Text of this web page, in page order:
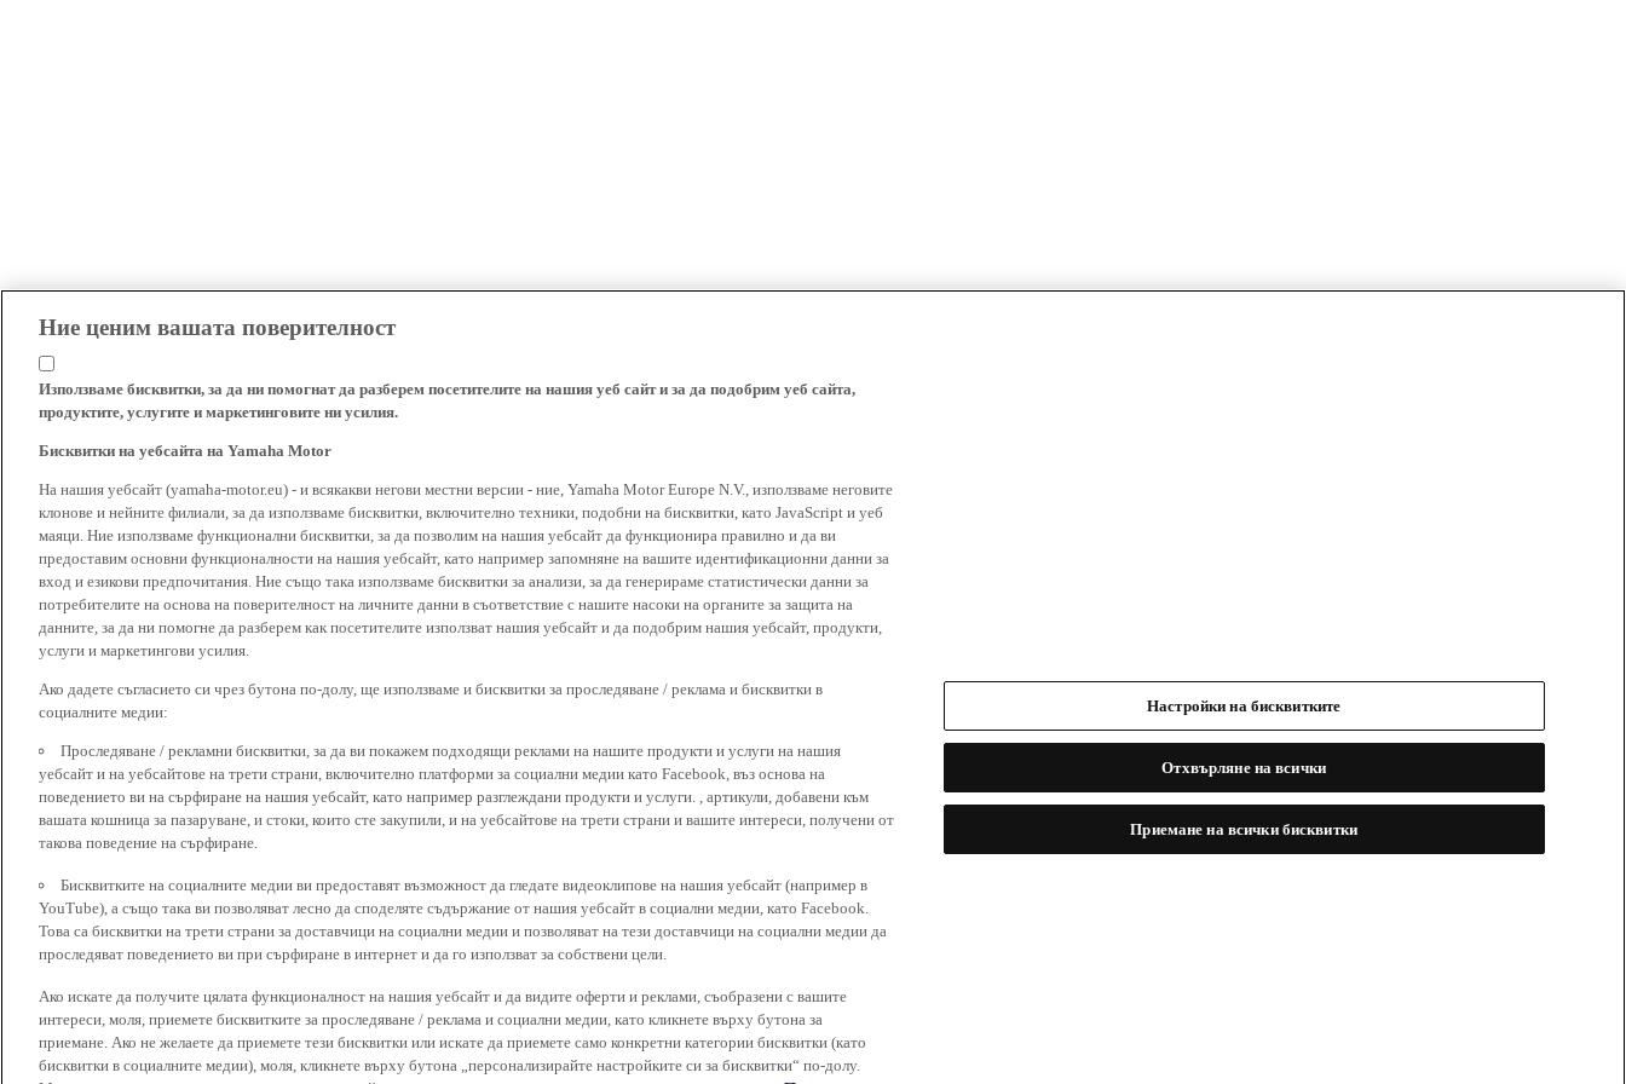
Ние ценим вашата поверителност
Използваме бисквитки, за да ни помогнат да разберем посетителите на нашия уеб сайт и за да подобрим уеб сайта,
продуктите, услугите и маркетинговите ни усилия.
Бисквитки на уебсайта на Yamaha Motor
На нашия уебсайт (yamaha-motor.eu) - и всякакви негови местни версии - ние, Yamaha Motor Europe N.V., използваме неговите
клонове и нейните филиали, за да използваме бисквитки, включително техники, подобни на бисквитки, като JavaScript и уеб
маяци. Ние използваме функционални бисквитки, за да позволим на нашия уебсайт да функционира правилно и да ви
предоставим основни функционалности на нашия уебсайт, като например запомняне на вашите идентификационни данни за
вход и езикови предпочитания. Ние също така използваме бисквитки за анализи, за да генерираме статистически данни за
потребителите на основа на поверителност на личните данни в съответствие с нашите насоки на органите за защита на
данните, за да ни помогне да разберем как посетителите използват нашия уебсайт и да подобрим нашия уебсайт, продукти,
услуги и маркетингови усилия.
Ако дадете съгласието си чрез бутона по-долу, ще използваме и бисквитки за проследяване / реклама и бисквитки в
социалните медии:
Проследяване / рекламни бисквитки, за да ви покажем подходящи реклами на нашите продукти и услуги на нашия
уебсайт и на уебсайтове на трети страни, включително платформи за социални медии като Facebook, въз основа на
поведението ви на сърфиране на нашия уебсайт, като например разглеждани продукти и услуги. , артикули, добавени към
вашата кошница за пазаруване, и стоки, които сте закупили, и на уебсайтове на трети страни и вашите интереси, получени от
такова поведение на сърфиране.
Бисквитките на социалните медии ви предоставят възможност да гледате видеоклипове на нашия уебсайт (например в
YouTube), а също така ви позволяват лесно да споделяте съдържание от нашия уебсайт в социални медии, като Facebook.
Това са бисквитки на трети страни за доставчици на социални медии и позволяват на тези доставчици на социални медии да
проследяват поведението ви при сърфиране в интернет и да го използват за собствени цели.
Ако искате да получите цялата функционалност на нашия уебсайт и да видите оферти и реклами, съобразени с вашите
интереси, моля, приемете бисквитките за проследяване / реклама и социални медии, като кликнете върху бутона за
приемане. Ако не желаете да приемете тези бисквитки или искате да приемете само конкретни категории бисквитки (като
бисквитки в социалните медии), моля, кликнете върху бутона „персонализирайте настройките си за бисквитки“ по-долу.
Настройки на бисквитките
Отхвърляне на всички
Приемане на всички бисквитки